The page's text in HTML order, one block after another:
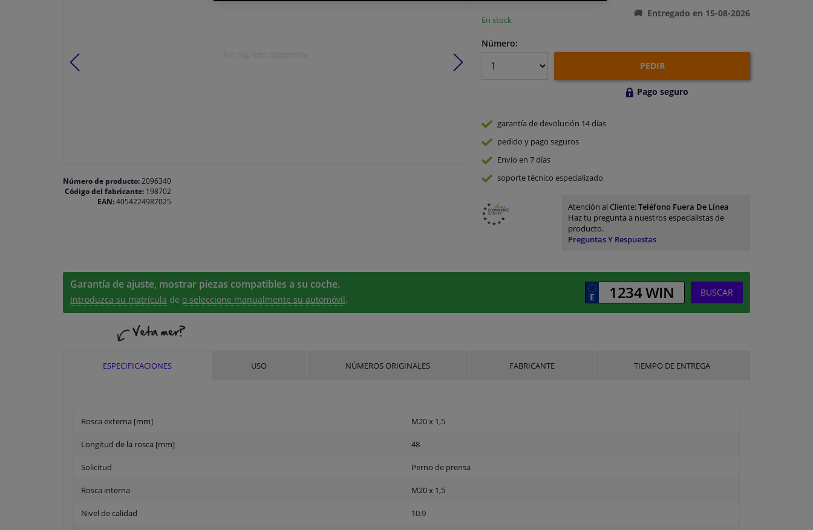
No hay foto disponible
Número de producto:2096340
Código del fabricante: 198702
EAN:4054224987025
En stock
Entregado en 15-08-2026
Número:
PEDIR
Pago seguro
garantía de devolución 14 días
pedido y pago seguros
Envío en 7 días
soporte técnico especializado
Atención al Cliente:Teléfono Fuera De Línea
Haz tu pregunta a nuestros especialistas de
producto.
Preguntas Y Respuestas
Garantía de ajuste, mostrar piezas compatibles a su coche.
Introduzca su matrícula de o seleccione manualmente su automóvil.
BUSCAR
ESPECIFICACIONES USO NÚMEROS ORIGINALES FABRICANTE TIEMPO DE ENTREGA
Rosca externa [mm] M20 x 1,5
Longitud de la rosca [mm] 48
Solicitud Perno de prensa
Rosca interna M20 x 1,5
Nivel de calidad 10.9